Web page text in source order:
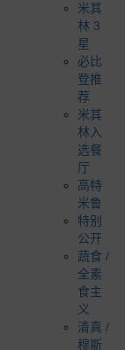
米其
林 3
星
必比
登推
荐
米其
林入
选餐
厅
高特
米鲁
特别
公开
蔬食 /
全素
食主
义
清真 /
穆斯